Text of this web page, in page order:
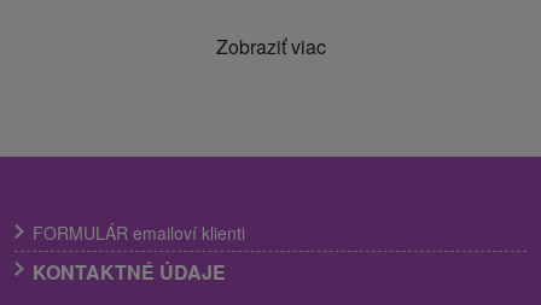
Zobraziť viac
FORMULÁR emailoví klienti
KONTAKTNÉ ÚDAJE